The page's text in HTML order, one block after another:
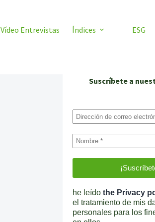
Vídeo Entrevistas Índices ESG
Suscríbete a
he leído the Privacy
el tratamiento de mis
personales para los